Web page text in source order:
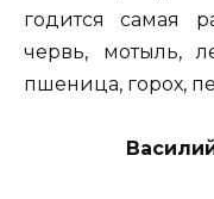
годится самая
червь, мотыль,
пшеница, горох,